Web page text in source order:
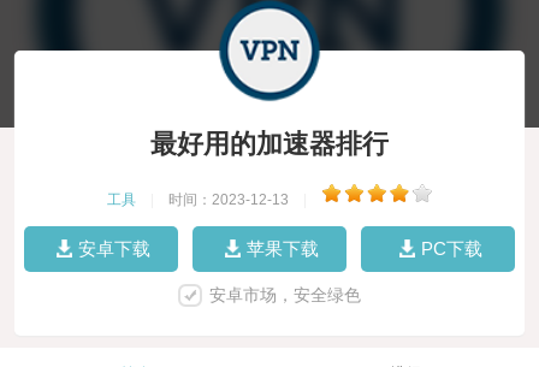
最好用的加速器排行
工具 时间：2023-12-13
安卓下载 苹果下载 PC下载
安卓市场，安全绿色